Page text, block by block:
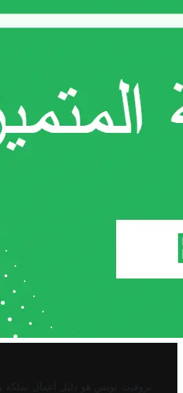
تروفيت تونس هو دليل أعمال تملكه